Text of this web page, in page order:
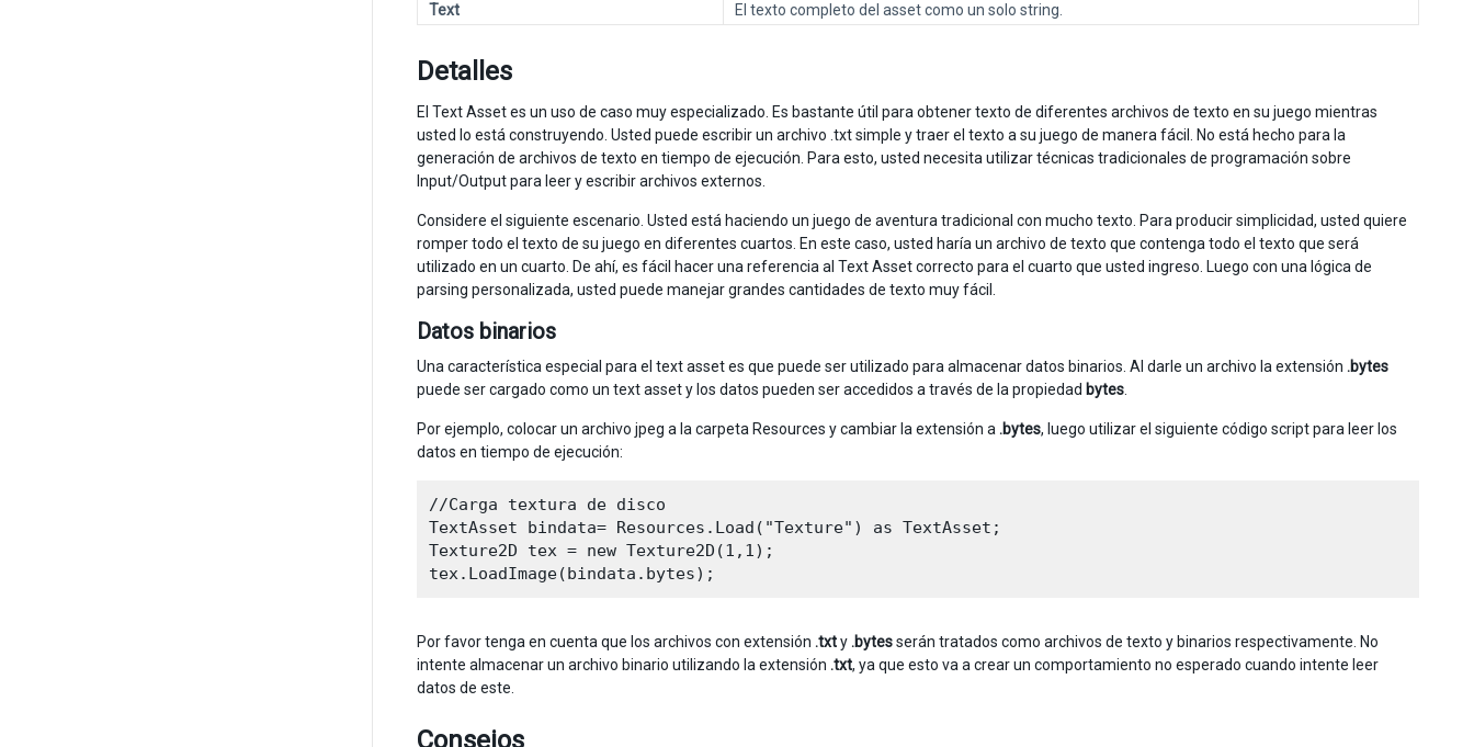
Text El texto completo del asset como un solo string.
Detalles
El Text Asset es un uso de caso muy especializado. Es bastante útil para obtener texto de diferentes archivos de texto en su juego mientras
usted lo está construyendo. Usted puede escribir un archivo .txt simple y traer el texto a su juego de manera fácil. No está hecho para la
generación de archivos de texto en tiempo de ejecución. Para esto, usted necesita utilizar técnicas tradicionales de programación sobre
Input/Output para leer y escribir archivos externos.
Considere el siguiente escenario. Usted está haciendo un juego de aventura tradicional con mucho texto. Para producir simplicidad, usted quiere
romper todo el texto de su juego en diferentes cuartos. En este caso, usted haría un archivo de texto que contenga todo el texto que será
utilizado en un cuarto. De ahí, es fácil hacer una referencia al Text Asset correcto para el cuarto que usted ingreso. Luego con una lógica de
parsing personalizada, usted puede manejar grandes cantidades de texto muy fácil.
Datos binarios
Una característica especial para el text asset es que puede ser utilizado para almacenar datos binarios. Al darle un archivo la extensión .bytes
puede ser cargado como un text asset y los datos pueden ser accedidos a través de la propiedad bytes
Por ejemplo, colocar un archivo jpeg a la carpeta Resources y cambiar la extensión a .bytes, luego utilizar el siguiente código script para leer los
datos en tiempo de ejecución:
//Carga textura de disco
TextAsset bindata= Resources.Load("Texture") as TextAsset;
Texture2D tex = new Texture2D(1,1);
Por favor tenga en cuenta que los archivos con extensión .txty .bytesserán tratados como archivos de texto y binarios respectivamente. No
intente almacenar un archivo binario utilizando la extensión .txt, ya que esto va a crear un comportamiento no esperado cuando intente leer
datos de este.
Consejos